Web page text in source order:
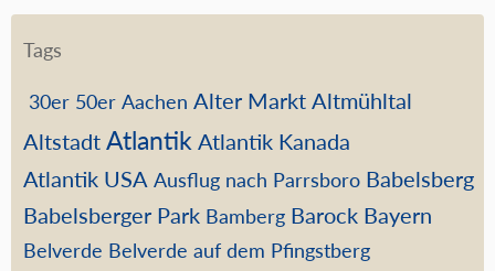
Tags
30er 50er Aachen Alter Markt Altmühltal
Altstadt Atlantik Atlantik Kanada
Atlantik USA Ausflug nach Parrsboro Babelsberg
Babelsberger Park Bamberg Barock Bayern
Belverde Belverde auf dem Pfingstberg